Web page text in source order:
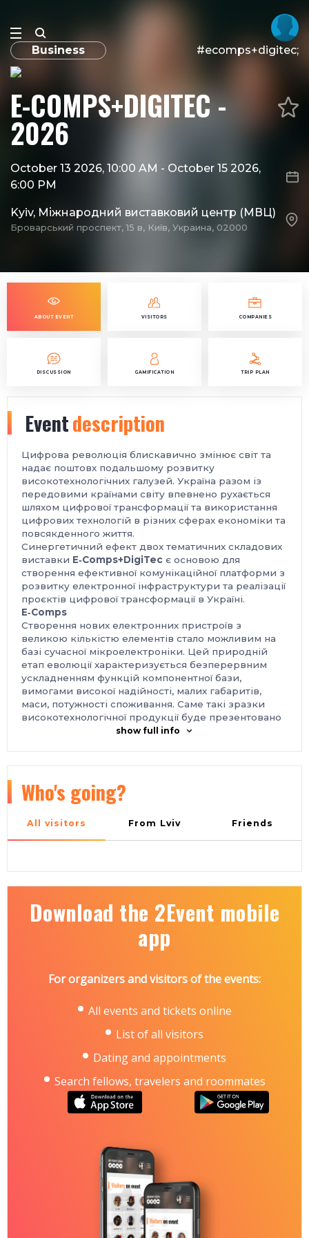
Business #ecomps+digitec;
E-COMPS+DIGITEC -
2026
October 13 2026, 10:00 AM - October 15 2026,
6:00 PM
Kyiv, Міжнародний виставковий центр (МВЦ)
Броварський проспект, 15 в, Київ, Украина, 02000
ABOUT EVENT VISITORS COMPANIES
DISCUSSION GAMIFICATION TRIP PLAN
Eventdescription
Цифрова революція блискавично змінює світ та
надає поштовх подальшому розвитку
високотехнологічних галузей. Україна разом із
передовими країнами світу впевнено рухається
шляхом цифрової трансформації та використання
цифрових технологій в різних сферах економіки та
повсякденного життя.
Синергетичний ефект двох тематичних складових
виставки E‑Comps+DigiTec є основою для
створення ефективної комунікаційної платформи з
розвитку електронної інфраструктури та реалізації
проєктів цифрової трансформації в Україні.
E‑Comps
Створення нових електронних пристроїв з
великою кількістю елементів стало можливим на
базі сучасної мікроелектроніки. Цей природній
етап еволюції характеризується безперервним
ускладненням функцій компонентної бази,
вимогами високої надійності, малих габаритів,
маси, потужності споживання. Саме такі зразки
високотехнологічної продукції буде презентовано
E‑Comps+DigiTec.
обробки та зберігання даних, системи IoT, цифрові
платформи ‑ виставка
трансформації для різних галузей економіки.
Контакти:
e-mail: lyudmila@iec-expo.com.ua
show full info
Who's going?
All visitors From Lviv Friends
Download the 2Event mobile
app
For organizers and visitors of the events:
All events and tickets online
List of all visitors
Dating and appointments
Search fellows, travelers and roommates